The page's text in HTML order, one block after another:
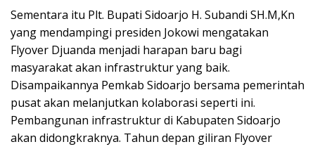
Sementara itu Plt. Bupati Sidoarjo H. Subandi SH.M,Kn
yang mendampingi presiden Jokowi mengatakan
Flyover Djuanda menjadi harapan baru bagi
masyarakat akan infrastruktur yang baik.
Disampaikannya Pemkab Sidoarjo bersama pemerintah
pusat akan melanjutkan kolaborasi seperti ini.
Pembangunan infrastruktur di Kabupaten Sidoarjo
akan didongkraknya. Tahun depan giliran Flyover